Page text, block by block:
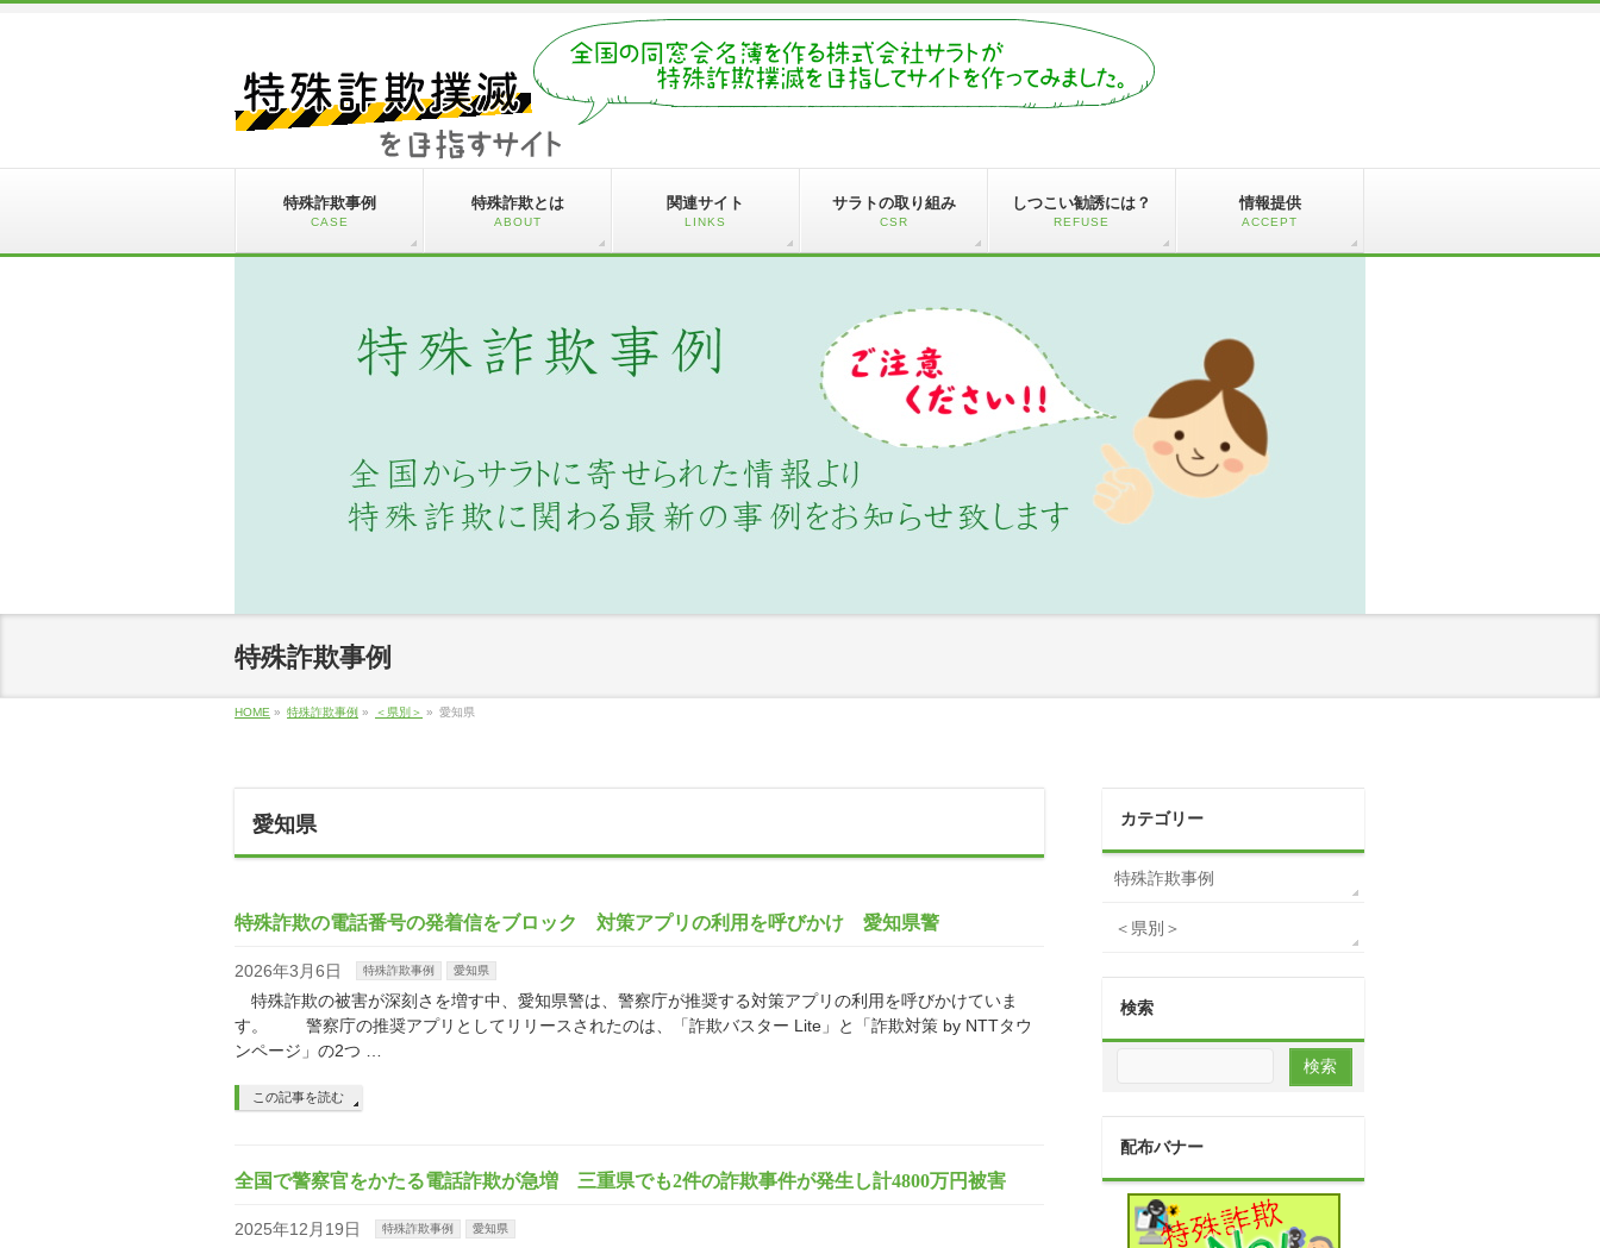
特殊詐欺事例
CASE
特殊詐欺とは
ABOUT
関連サイト
LINKS
サラトの取り組み
CSR
しつこい勧誘には？
REFUSE
情報提供
ACCEPT
特殊詐欺事例
HOME » 特殊詐欺事例 » ＜県別＞ » 愛知県
愛知県
特殊詐欺の電話番号の発着信をブロック 対策アプリの利用を呼びかけ 愛知県警
2026年3月6日 特殊詐欺事例 愛知県
特殊詐欺の被害が深刻さを増す中、愛知県警は、警察庁が推奨する対策アプリの利用を呼びかけていま
す。 警察庁の推奨アプリとしてリリースされたのは、「詐欺バスター Lite」と「詐欺対策 by NTTタウ
ンページ」の2つ …
この記事を読む
全国で警察官をかたる電話詐欺が急増 三重県でも2件の詐欺事件が発生し計4800万円被害
2025年12月19日 特殊詐欺事例 愛知県
カテゴリー
特殊詐欺事例
＜県別＞
検索
配布バナー